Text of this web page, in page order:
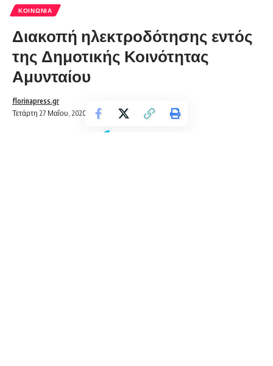
ΚΟΙΝΩΝΊΑ
Διακοπή ηλεκτροδότησης εντός
της Δημοτικής Κοινότητας
Αμυνταίου
Τετάρτη 27 Μαΐου, 2020 22:22
florinapress.gr